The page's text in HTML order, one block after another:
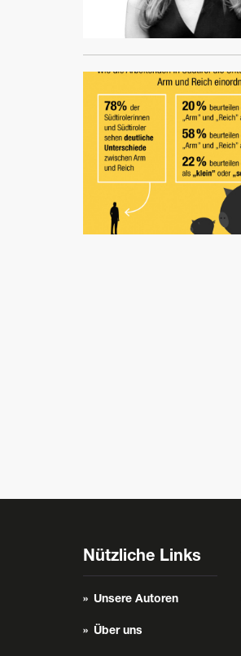
Nützliche Links
Unsere Autoren
Über uns